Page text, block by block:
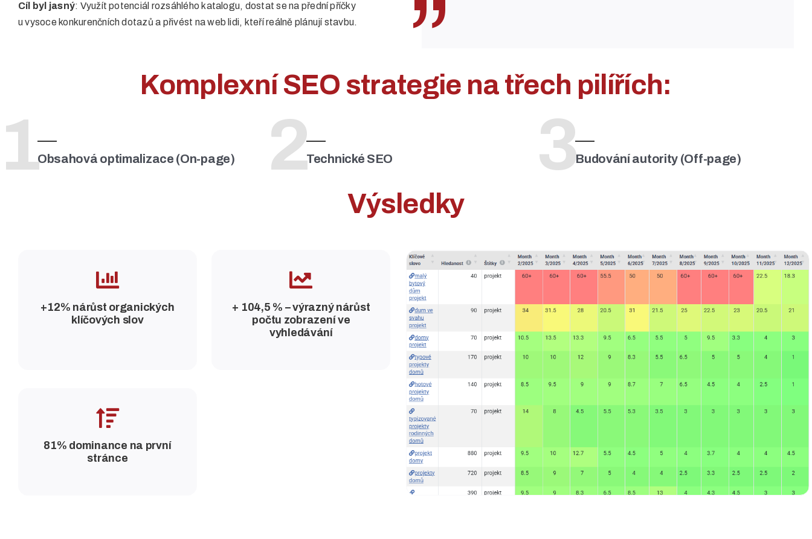
O nás
Cíl byl jasný: Využít potenciál rozsáhlého katalogu, dostat se na přední příčky
u vysoce konkurenčních dotazů a přivést na web lidi, kteří reálně plánují stavbu.
Komplexní SEO strategie na třech pilířích:
Obsahová optimalizace (On-page) 2Technické SEO 3Budování autority (Off-page)
Výsledky
+12% nárůst organických
klíčových slov
+ 104,5 % – výrazný nárůst
počtu zobrazení ve
vyhledávání
81% dominance na první
stránce